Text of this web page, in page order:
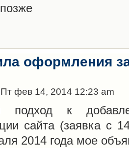
оформления
фев 14, 2014 12:23 am
подход к
сайта (заявка с
2014 года мое